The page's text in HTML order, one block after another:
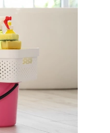
SCHLIESSEN